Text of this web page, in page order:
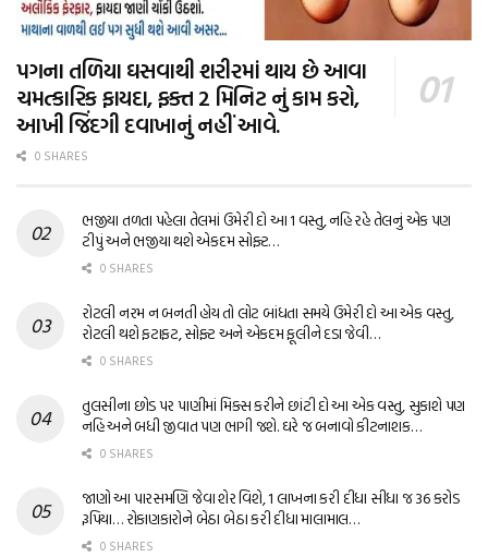
પગના તળિયા ઘસવાથી શરીરમાં થાય છે આવા
ચમત્કારિક ફાયદા, ફક્ત 2 મિનિટ નું કામ કરો,
આખી જિંદગી દવાખાનું નહીં આવે.
0 SHARES
ભજીયા તળતા પહેલા તેલમાં ઉમેરી દો આ 1 વસ્તુ, નહિ રહે તેલનું એક પણ
ટીપું અને ભજીયા થશે એકદમ સોફ્ટ…
0 SHARES
રોટલી નરમ ન બનતી હોય તો લોટ બાંધતા સમયે ઉમેરી દો આ એક વસ્તુ,
રોટલી થશે ફટાફટ, સોફ્ટ અને એકદમ ફૂલીને દડા જેવી…
0 SHARES
તુલસીના છોડ પર પાણીમાં મિક્સ કરીને છાંટી દો આ એક વસ્તુ, સુકાશે પણ
નહિ અને બધી જીવાત પણ ભાગી જશે. ઘરે જ બનાવો કીટનાશક…
0 SHARES
જાણો આ પારસમણિ જેવા શેર વિશે, 1 લાખના કરી દીધા સીધા જ 36 કરોડ
રૂપિયા… રોકાણકારોને બેઠા બેઠા કરી દીધા માલામાલ…
0 SHARES